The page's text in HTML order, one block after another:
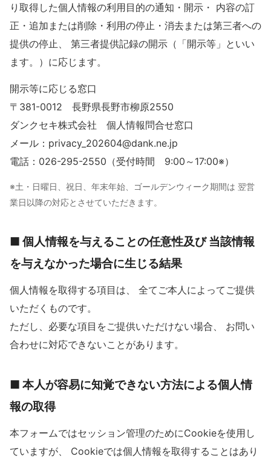
り取得した個人情報の利用目的の通知・開示・ 内容の訂
正・追加または削除・利用の停止・消去または第三者への
提供の停止、 第三者提供記録の開示（「開示等」といい
ます。）に応じます。
開示等に応じる窓口
〒381-0012 長野県長野市柳原2550
ダンクセキ株式会社 個人情報問合せ窓口
メール：privacy_202604@dank.ne.jp
電話：026-295-2550（受付時間 9:00～17:00※）
※土・日曜日、祝日、年末年始、ゴールデンウィーク期間は 翌営
業日以降の対応とさせていただきます。
■ 個人情報を与えることの任意性及び 当該情報
を与えなかった場合に生じる結果
個人情報を取得する項目は、 全てご本人によってご提供
いただくものです。
ただし、必要な項目をご提供いただけない場合、 お問い
合わせに対応できないことがあります。
■ 本人が容易に知覚できない方法による個人情
報の取得
本フォームではセッション管理のためにCookieを使用し
ていますが、 Cookieでは個人情報を取得することはあり